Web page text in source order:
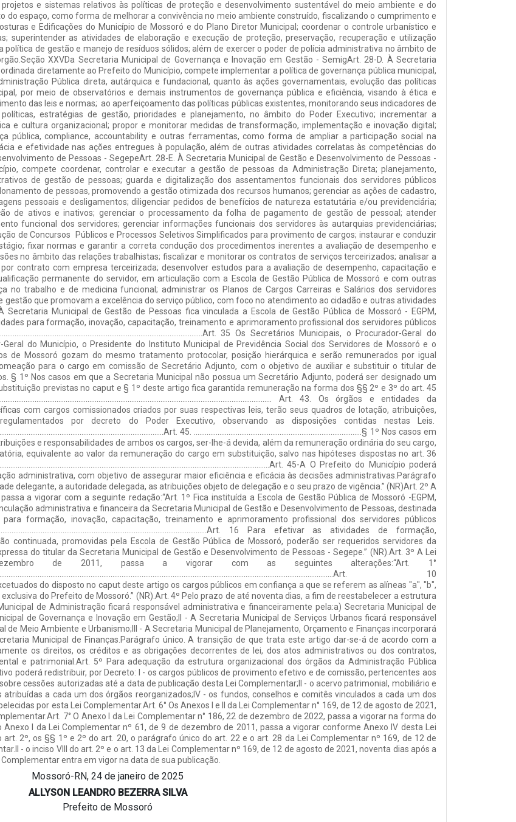
Mossoró-RN, 24 de janeiro de 2025
ALLYSON LEANDRO BEZERRA SILVA
Prefeito de Mossoró